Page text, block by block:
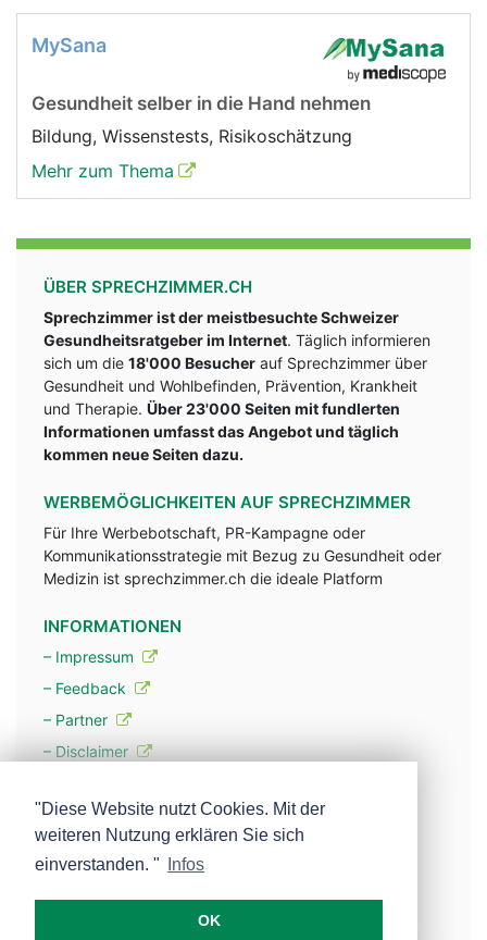
MySana
Gesundheit selber in die Hand nehmen
Bildung, Wissenstests, Risikoschätzung
Mehr zum Thema
ÜBER SPRECHZIMMER.CH
Sprechzimmer ist der meistbesuchte Schweizer
Gesundheitsratgeber im Internet. Täglich informieren
sich um die 18'000 Besucher auf Sprechzimmer über
Gesundheit und Wohlbefinden, Prävention, Krankheit
und Therapie. Über 23'000 Seiten mit fundlerten
Informationen umfasst das Angebot und täglich
kommen neue Seiten dazu.
WERBEMÖGLICHKEITEN AUF SPRECHZIMMER
Für Ihre Werbebotschaft, PR-Kampagne oder
Kommunikationsstrategie mit Bezug zu Gesundheit oder
Medizin ist sprechzimmer.ch die ideale Platform
INFORMATIONEN
– Impressum
– Feedback
– Partner
– Disclaimer
– Werbung
– Mehr über unsere Experten
"Diese Website nutzt Cookies. Mit der
weiteren Nutzung erklären Sie sich
einverstanden. "
Infos
OK